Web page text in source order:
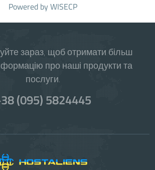
Powered byWISECP
зараз, щоб отримати більш
про наші продукти та
послуги.
(095) 5824445